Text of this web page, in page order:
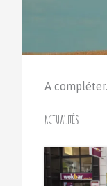
A compléter.
Actualités